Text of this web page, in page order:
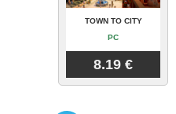
TOWN TO CITY
PC
8.19 €